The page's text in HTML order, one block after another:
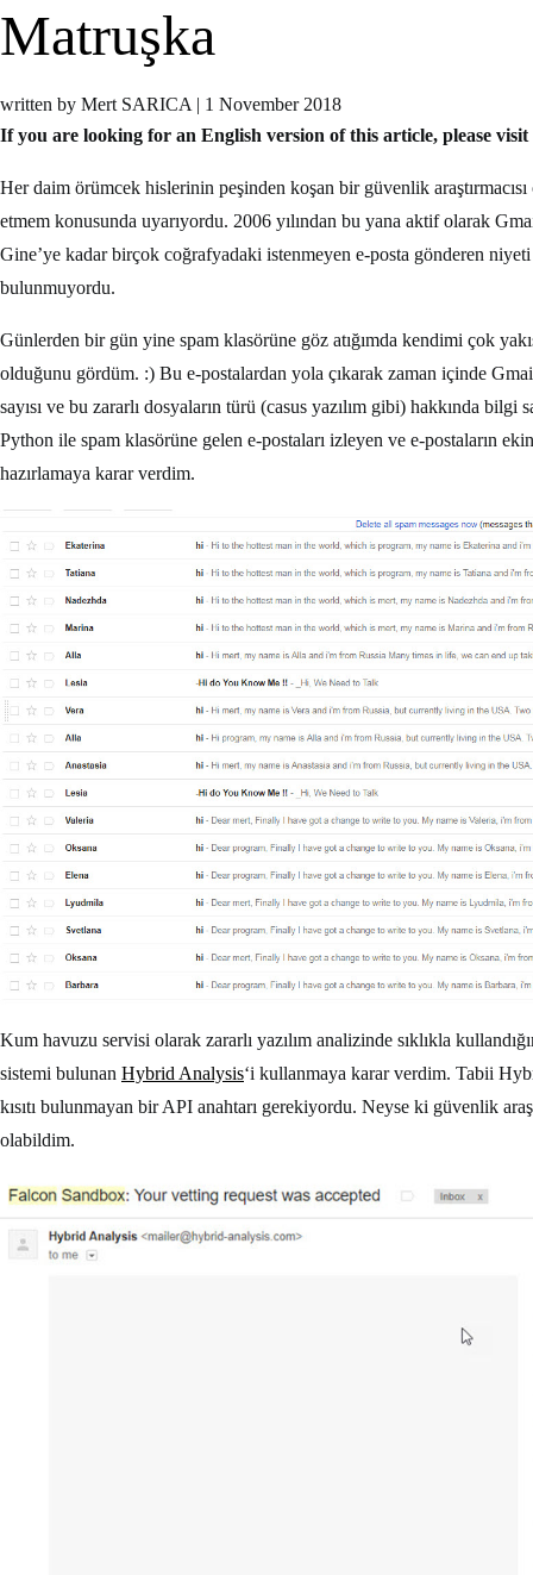
Matruşka
written by Mert SARICA | 1 November 2018
If you are looking for an English version of this article, please visit
Her daim örümcek hislerinin peşinden koşan bir güvenlik
etmem konusunda uyarıyordu. 2006 yılından bu yana aktif olarak
Gine’ye kadar birçok coğrafyadaki istenmeyen e-posta gönderen
bulunmuyordu.
Günlerden bir gün yine spam klasörüne göz atığımda kendimi çok
olduğunu gördüm. :) Bu e-postalardan yola çıkarak zaman içinde
sayısı ve bu zararlı dosyaların türü (casus yazılım gibi) hakkında
Python ile spam klasörüne gelen e-postaları izleyen ve e-postaların
hazırlamaya karar verdim.
Kum havuzu servisi olarak zararlı yazılım analizinde sıklıkla
sistemi bulunan Hybrid Analysis‘i kullanmaya karar verdim. Tabii
kısıtı bulunmayan bir API anahtarı gerekiyordu. Neyse ki güvenlik
olabildim.